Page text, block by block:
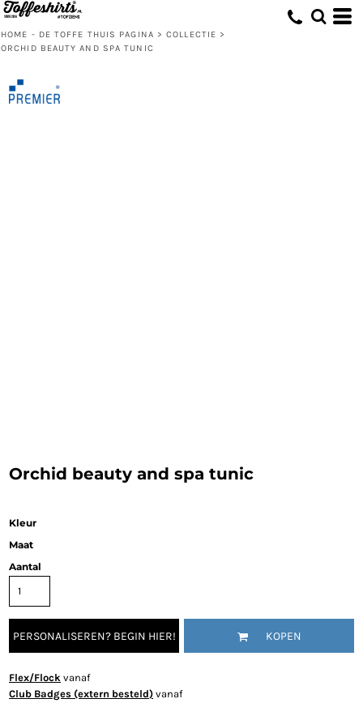
HOME - DE TOFFE THUIS PAGINA > COLLECTIE >
ORCHID BEAUTY AND SPA TUNIC
Orchid beauty and spa tunic
Kleur
Maat
Aantal
PERSONALISEREN? BEGIN HIER! KOPEN
Flex/Flock vanaf
Club Badges (extern besteld) vanaf